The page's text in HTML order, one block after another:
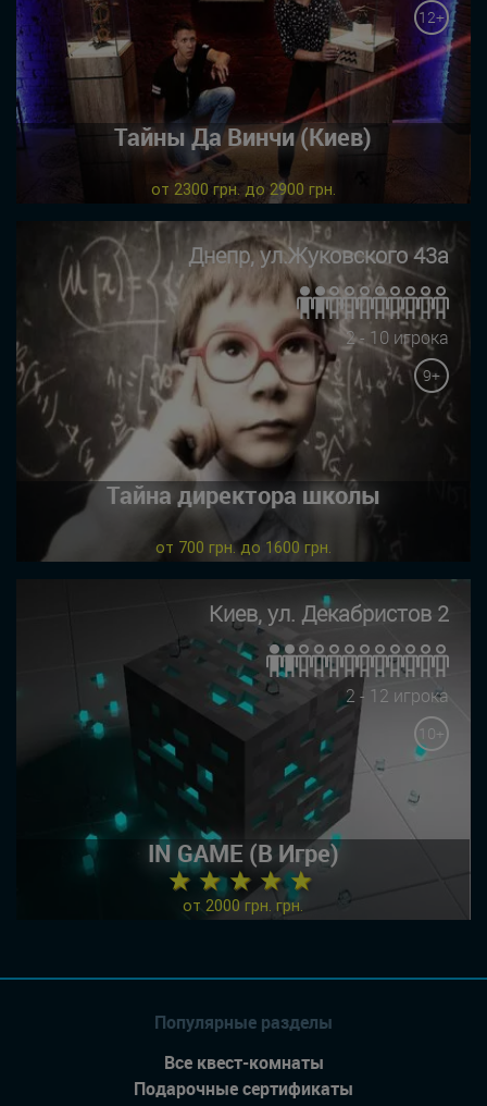
12+
Тайны Да Винчи (Киев)
от 2300 грн. до 2900 грн.
Днепр, ул.Жуковского 43а
2 - 10 игрока
9+
Тайна директора школы
от 700 грн. до 1600 грн.
Киев, ул. Декабристов 2
2 - 12 игрока
10+
IN GAME (В Игре)
★ ★ ★ ★ ★
от 2000 грн. грн.
Популярные разделы
Все квест-комнаты
Подарочные сертификаты